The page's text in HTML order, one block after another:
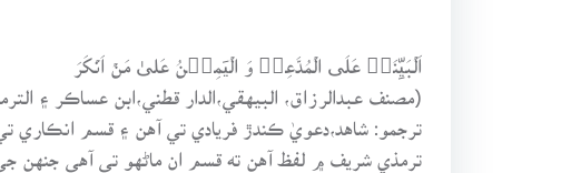
اَلۡبَیِّنَۃُ عَلَی الۡمُدَّعِیۡ وَ الۡیَمِیۡنُ عَلیٰ مَنۡ اَنۡکَرَ
(مصنف عبدالرزاق، البيهقي،الدار قطني،ابن عساڪر ۽
ترجمو: شاهد،دعويٰ ڪندڙ فريادي تي آهن ۽ قسم انڪاري
ترمذي شريف ۾ لفظ آهن ته قسم ان ماڻهو تي آهي جنهن